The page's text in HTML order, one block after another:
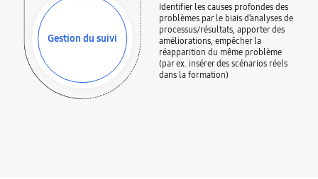
Gestion du suivi
Identifier les causes profondes des
problèmes par le biais d’analyses de
processus/résultats, apporter des
améliorations, empêcher la
réapparition du même problème
(par ex. insérer des scénarios réels
dans la formation)